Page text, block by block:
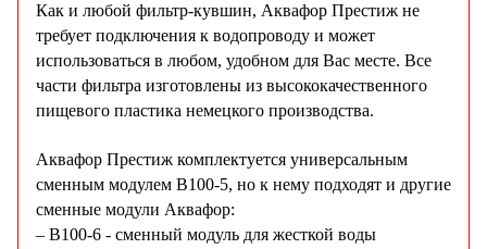
Как и любой фильтр-кувшин, Аквафор Престиж не
требует подключения к водопроводу и может
использоваться в любом, удобном для Вас месте. Все
части фильтра изготовлены из высококачественного
пищевого пластика немецкого производства.
Аквафор Престиж комплектуется универсальным
сменным модулем B100-5, но к нему подходят и другие
сменные модули Аквафор:
– B100-6 - сменный модуль для жесткой воды